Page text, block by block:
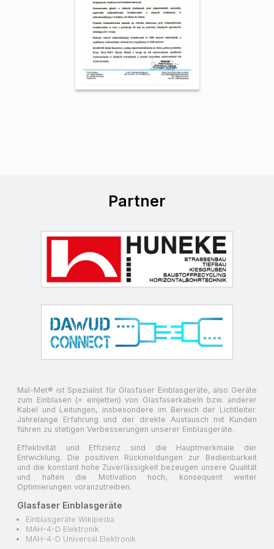
Partner
Mal-Met® ist Spezialist für Glasfaser Einblasgeräte, also Geräte
zum Einblasen (= einjetten) von Glasfaserkabeln bzw. anderer
Kabel und Leitungen, insbesondere im Bereich der Lichtleiter.
Jahrelange Erfahrung und der direkte Austausch mit Kunden
führen zu stetigen Verbesserungen unserer Einblasgeräte.
Effektivität und Effizienz sind die Hauptmerkmale der
Entwicklung. Die positiven Rückmeldungen zur Bedienbarkeit
und die konstant hohe Zuverlässigkeit bezeugen unsere Qualität
und halten die Motivation hoch, konsequent weiter
Optimierungen voranzutreiben.
Glasfaser Einblasgeräte
Einblasgeräte Wikipedia
MAH-4-D Elektronik
MAH-4-D Universal Elektronik